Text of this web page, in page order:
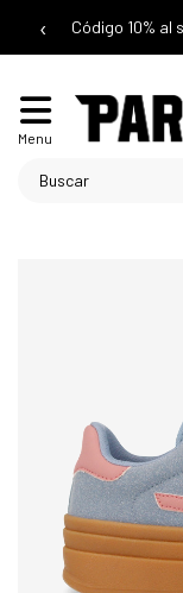
‹ Código 10% al
Menu